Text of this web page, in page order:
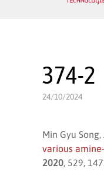
374-2
24/10/2024
Min Gyu
various
2020, 529,